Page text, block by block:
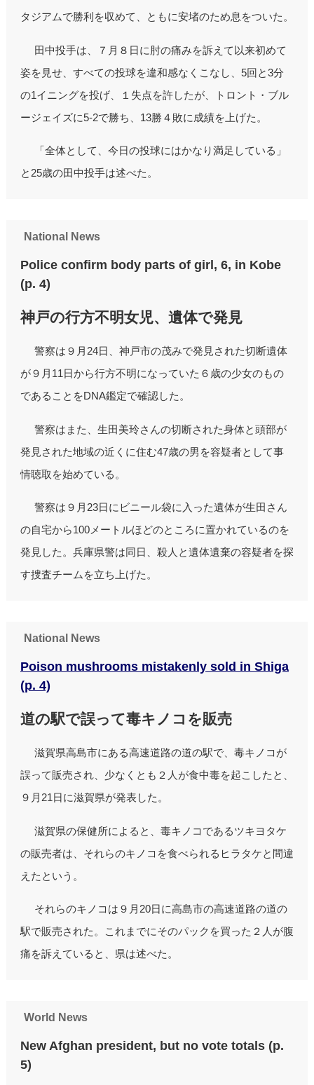
タジアムで勝利を収めて、ともに安堵のため息をついた。
田中投手は、７月８日に肘の痛みを訴えて以来初めて
姿を見せ、すべての投球を違和感なくこなし、5回と3分
の1イニングを投げ、１失点を許したが、トロント・ブル
ージェイズに5-2で勝ち、13勝４敗に成績を上げた。
「全体として、今日の投球にはかなり満足している」
と25歳の田中投手は述べた。
National News
Police confirm body parts of girl, 6, in Kobe
(p. 4)
神戸の行方不明女児、遺体で発見
警察は９月24日、神戸市の茂みで発見された切断遺体
が９月11日から行方不明になっていた６歳の少女のもの
であることをDNA鑑定で確認した。
警察はまた、生田美玲さんの切断された身体と頭部が
発見された地域の近くに住む47歳の男を容疑者として事
情聴取を始めている。
警察は９月23日にビニール袋に入った遺体が生田さん
の自宅から100メートルほどのところに置かれているのを
発見した。兵庫県警は同日、殺人と遺体遺棄の容疑者を探
す捜査チームを立ち上げた。
National News
Poison mushrooms mistakenly sold in Shiga
(p. 4)
道の駅で誤って毒キノコを販売
滋賀県高島市にある高速道路の道の駅で、毒キノコが
誤って販売され、少なくとも２人が食中毒を起こしたと、
９月21日に滋賀県が発表した。
滋賀県の保健所によると、毒キノコであるツキヨタケ
の販売者は、それらのキノコを食べられるヒラタケと間違
えたという。
それらのキノコは９月20日に高島市の高速道路の道の
駅で販売された。これまでにそのパックを買った２人が腹
痛を訴えていると、県は述べた。
World News
New Afghan president, but no vote totals (p.
5)